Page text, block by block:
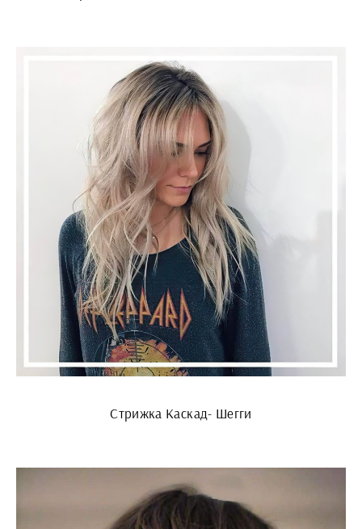
Стрижка Каскад- Шегги